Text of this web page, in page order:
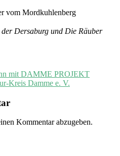
Dersaburg und Die Räuber
mit DAMME PROJEKT
Kreis Damme e. V.
Kommentar abzugeben.